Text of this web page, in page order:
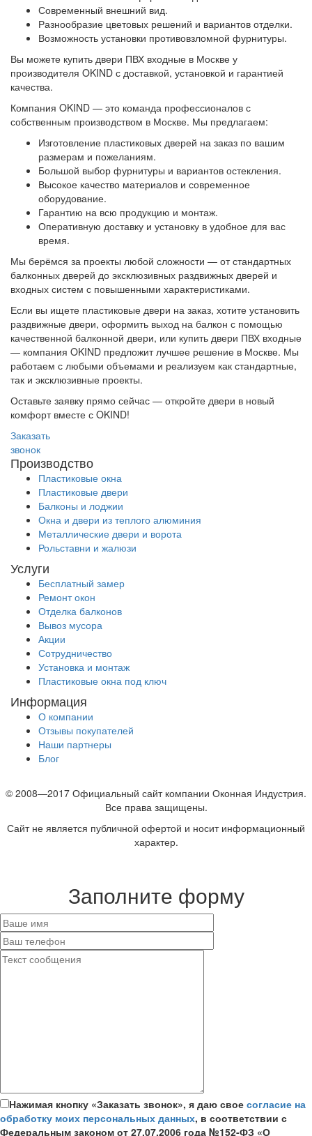
Современный внешний вид.
Разнообразие цветовых решений и вариантов отделки.
Возможность установки противовзломной фурнитуры.
Вы можете купить двери ПВХ входные в Москве у
производителя OKIND с доставкой, установкой и гарантией
качества.
Компания OKIND — это команда профессионалов с
собственным производством в Москве. Мы предлагаем:
Изготовление пластиковых дверей на заказ по вашим
размерам и пожеланиям.
Большой выбор фурнитуры и вариантов остекления.
Высокое качество материалов и современное
оборудование.
Гарантию на всю продукцию и монтаж.
Оперативную доставку и установку в удобное для вас
время.
Мы берёмся за проекты любой сложности — от стандартных
балконных дверей до эксклюзивных раздвижных дверей и
входных систем с повышенными характеристиками.
Если вы ищете пластиковые двери на заказ, хотите установить
раздвижные двери, оформить выход на балкон с помощью
качественной балконной двери, или купить двери ПВХ входные
— компания OKIND предложит лучшее решение в Москве. Мы
работаем с любыми объемами и реализуем как стандартные,
так и эксклюзивные проекты.
Оставьте заявку прямо сейчас — откройте двери в новый
комфорт вместе с OKIND!
Заказать
звонок
Производство
Пластиковые окна
Пластиковые двери
Балконы и лоджии
Окна и двери из теплого алюминия
Металлические двери и ворота
Рольставни и жалюзи
Услуги
Бесплатный замер
Ремонт окон
Отделка балконов
Вывоз мусора
Акции
Сотрудничество
Установка и монтаж
Пластиковые окна под ключ
Информация
О компании
Отзывы покупателей
Наши партнеры
Блог
© 2008—2017 Официальный сайт компании Оконная Индустрия.
Все права защищены.
Сайт не является публичной офертой и носит информационный
характер.
Заполните форму
Нажимая кнопку «Заказать звонок», я даю свое согласие на
обработку моих персональных данных, в соответствии с
Федеральным законом от 27.07.2006 года №152-ФЗ «О